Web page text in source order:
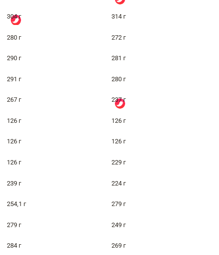
304 г 314 г
280 г 272 г
290 г 281 г
291 г 280 г
267 г 237 г
126 г 126 г
126 г 126 г
126 г 229 г
239 г 224 г
254,1 г 279 г
279 г 249 г
284 г 269 г